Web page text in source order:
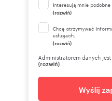
Interesują mnie
(rozwiń)
Chcę otrzymywać
usługach.
(rozwiń)
Administratorem danych
(rozwiń)
Wyślij